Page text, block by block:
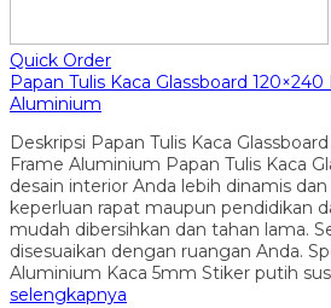
Quick Order
Papan Tulis Kaca Glassboard
Aluminium
Deskripsi Papan Tulis Kaca
Frame Aluminium Papan Tulis Kaca
desain interior Anda lebih dinamis
keperluan rapat maupun pendidikan
mudah dibersihkan dan tahan lama.
disesuaikan dengan ruangan Anda.
Aluminium Kaca 5mm Stiker putih
selengkapnya